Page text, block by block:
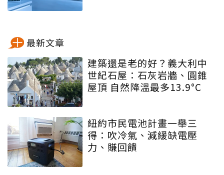
最新文章
建築還是老的好？義大利中
世紀石屋：石灰岩牆、圓錐
屋頂 自然降溫最多13.9°C
紐約市民電池計畫一舉三
得：吹冷氣、減緩缺電壓
力、賺回饋